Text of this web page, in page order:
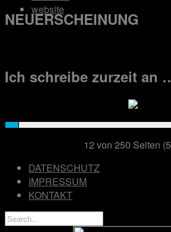
NEUERSCHEINUNG
Ich schreibe zurzeit an
12 von 250 Seiten
DATENSCHUTZ
IMPRESSUM
KONTAKT